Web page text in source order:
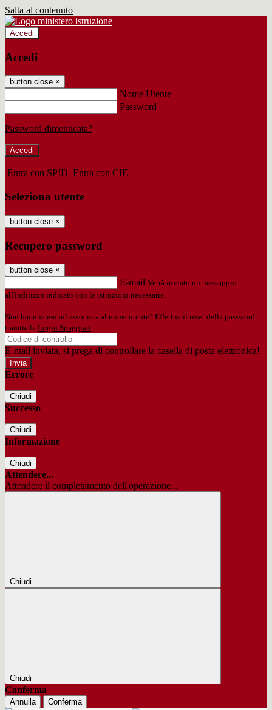
Salta al contenuto
Accedi
Accedi
button close ×
Nome Utente
Password
Password dimenticata?
-
Entra con SPID Entra con CIE
Seleziona utente
button close ×
Recupero password
button close ×
E-mail Verrà inviato un messaggio
all'indirizzo indicato con le istruzioni necessarie.
Non hai una e-mail associata al nome utente? Effettua il reset della password
tramite la Login Spaggiari
E-mail inviata, si prega di controllare la casella di posta elettronica!
Errore
Chiudi
Successo
Chiudi
Informazione
Chiudi
Attendere...
Attendere il completamento dell'operazione...
Chiudi
Chiudi
Conferma
Annulla
Conferma